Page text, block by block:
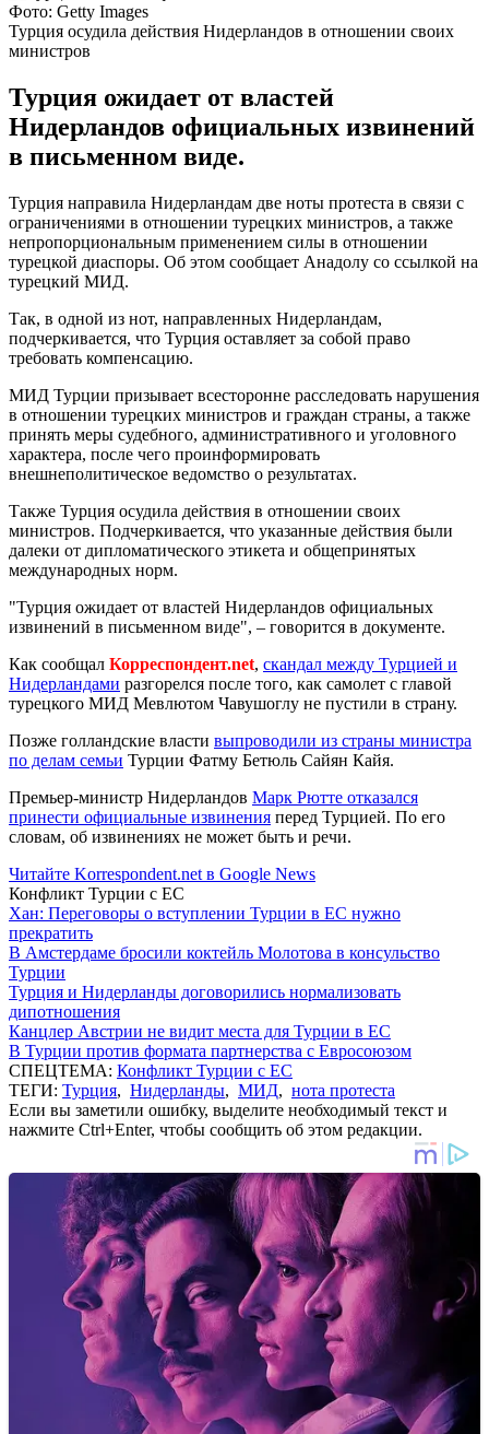
Фото: Getty Images
Турция осудила действия Нидерландов в отношении своих
министров
Турция ожидает от властей
Нидерландов официальных извинений
в письменном виде.
Турция направила Нидерландам две ноты протеста в связи с
ограничениями в отношении турецких министров, а также
непропорциональным применением силы в отношении
турецкой диаспоры. Об этом сообщает Анадолу со ссылкой на
турецкий МИД.
Так, в одной из нот, направленных Нидерландам,
подчеркивается, что Турция оставляет за собой право
требовать компенсацию.
МИД Турции призывает всесторонне расследовать нарушения
в отношении турецких министров и граждан страны, а также
принять меры судебного, административного и уголовного
характера, после чего проинформировать
внешнеполитическое ведомство о результатах.
Также Турция осудила действия в отношении своих
министров. Подчеркивается, что указанные действия были
далеки от дипломатического этикета и общепринятых
международных норм.
"Турция ожидает от властей Нидерландов официальных
извинений в письменном виде", – говорится в документе.
Как сообщал Корреспондент.net, скандал между Турцией и
Нидерландами разгорелся после того, как самолет с главой
турецкого МИД Мевлютом Чавушоглу не пустили в страну.
Позже голландские власти выпроводили из страны министра
по делам семьи Турции Фатму Бетюль Сайян Кайя.
Премьер-министр Нидерландов Марк Рютте отказался
принести официальные извинения перед Турцией. По его
словам, об извинениях не может быть и речи.
Читайте Korrespondent.net в Google News
Конфликт Турции с ЕС
Хан: Переговоры о вступлении Турции в ЕС нужно
прекратить
В Амстердаме бросили коктейль Молотова в консульство
Турции
Турция и Нидерланды договорились нормализовать
дипотношения
Канцлер Австрии не видит места для Турции в ЕС
В Турции против формата партнерства с Евросоюзом
СПЕЦТЕМА: Конфликт Турции с ЕС
ТЕГИ: Турция, Нидерланды, МИД, нота протеста
Если вы заметили ошибку, выделите необходимый текст и
нажмите Ctrl+Enter, чтобы сообщить об этом редакции.